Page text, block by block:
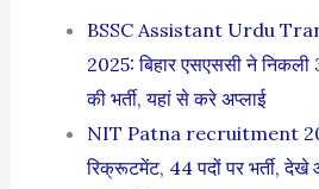
BSSC Assistant Urdu
2025: बिहार एसएससी ने निकली
की भर्ती, यहां से करे अप्लाई
NIT Patna recruitment
रिक्रूटमेंट, 44 पदों पर भर्ती,